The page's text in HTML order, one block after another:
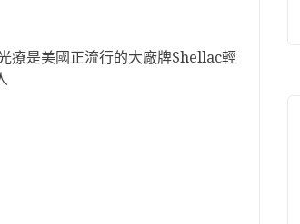
療是美國正流行的大廠牌Shellac輕